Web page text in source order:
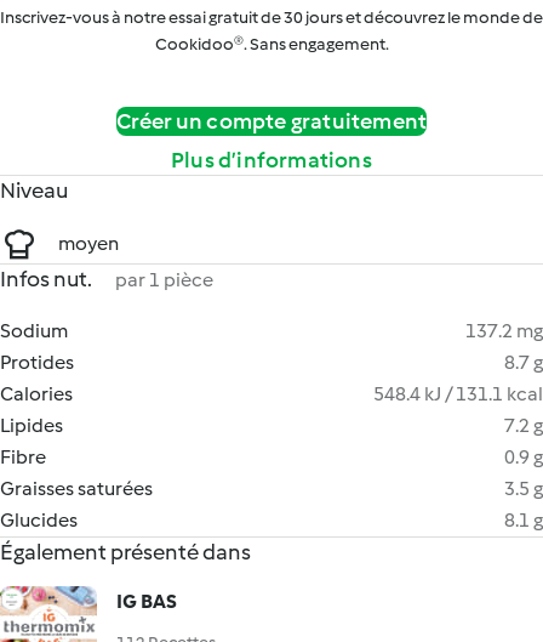
Inscrivez-vous à notre essai gratuit de 30 jours et découvrez le monde de
Cookidoo®. Sans engagement.
Créer un compte gratuitement
Plus d’informations
Niveau
moyen
Infos nut. par 1 pièce
Sodium
137.2 mg
Protides
8.7 g
Calories
548.4 kJ / 131.1 kcal
Lipides
7.2 g
Fibre
0.9 g
Graisses saturées
3.5 g
Glucides
8.1 g
Également présenté dans
IG BAS